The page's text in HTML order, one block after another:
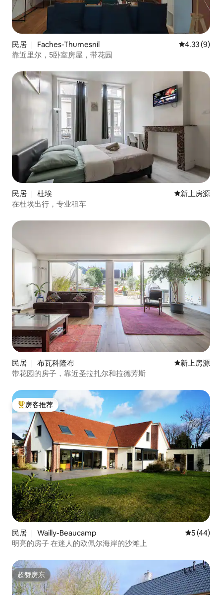
民居 ｜ Faches-Thumesnil 平均评分
4.33 (9)
靠近里尔，5卧室房屋，带花园
民居 ｜ 杜埃 新房源
新上房源
在杜埃出行，专业租车
民居 ｜ 布瓦科隆布 新房源
新上房源
带花园的房子，靠近圣拉扎尔和拉德芳斯
热门「房客推荐」
房客推荐
民居 ｜ Wailly-Beaucamp 平均评分
5 (44)
明亮的房子 在迷人的欧佩尔海岸的沙滩上
超赞房东
超赞房东